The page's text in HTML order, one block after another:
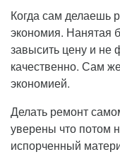
Когда сам делаешь
экономия. Нанятая
завысить цену и не
качественно. Сам
экономией.
Делать ремонт
уверены что потом
испорченный